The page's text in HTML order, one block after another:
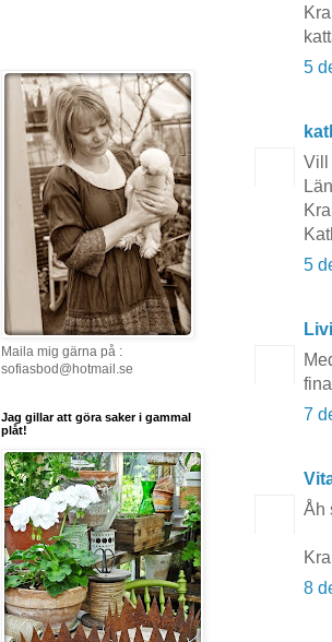
5
Vill
5
7
Åh
8
Maila mig gärna på :
sofiasbod@hotmail.se
Jag gillar att göra saker i gammal
plåt!